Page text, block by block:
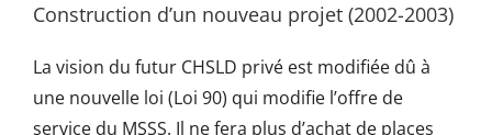
Construction d’un nouveau projet (2002-2003)
La vision du futur CHSLD privé est modifiée dû à
une nouvelle loi (Loi 90) qui modifie l’offre de
service du MSSS. Il ne fera plus d’achat de places